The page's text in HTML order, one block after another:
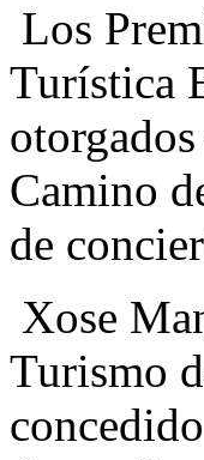
Los
Turística
Camino
de
Xose
Turismo